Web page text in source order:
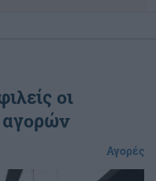
οι
αγορών
Αγορές